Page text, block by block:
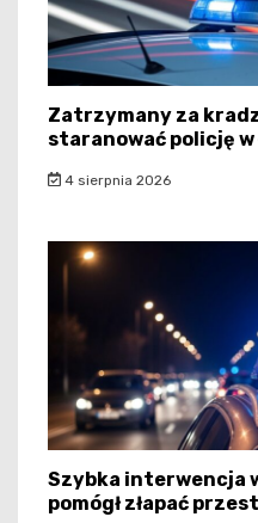
Zatrzymany za
staranować policję w
4 sierpnia 2026
Szybka interwencja
pomógł złapać